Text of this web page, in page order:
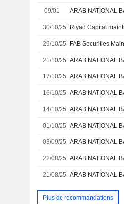
09/01 ARAB NATIONAL
30/10/25
29/10/25
21/10/25 ARAB NATIONAL
17/10/25 ARAB NATIONAL
16/10/25 ARAB NATIONAL
14/10/25 ARAB NATIONAL
01/10/25 ARAB NATIONAL
03/09/25 ARAB NATIONAL
22/08/25 ARAB NATIONAL
21/08/25
Plus de recommandations